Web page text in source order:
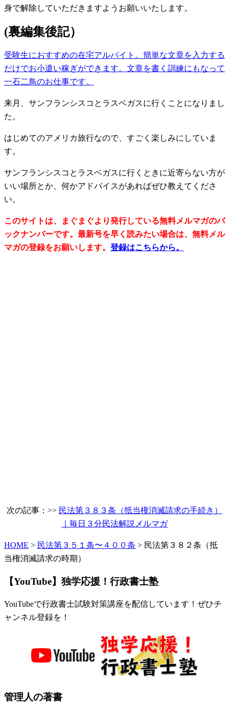
身で解除していただきますようお願いいたします。
(裏編集後記）
受験生におすすめの在宅アルバイト。簡単な文章を入力する
だけでお小遣い稼ぎができます。文章を書く訓練にもなって
一石二鳥のお仕事です。
来月、サンフランシスコとラスベガスに行くことになりまし
た。
はじめてのアメリカ旅行なので、すごく楽しみにしていま
す。
サンフランシスコとラスベガスに行くときに近寄らない方が
いい場所とか、何かアドバイスがあればぜひ教えてくださ
い。
このサイトは、まぐまぐより発行している無料メルマガのバ
ックナンバーです。最新号を早く読みたい場合は、無料メル
マガの登録をお願いします。 登録はこちらから。
次の記事：>> 民法第３８３条（抵当権消滅請求の手続き）
｜毎日３分民法解説メルマガ
HOME > 民法第３５１条〜４００条 > 民法第３８２条（抵
当権消滅請求の時期）
【YouTube】独学応援！行政書士塾
YouTubeで行政書士試験対策講座を配信しています！ぜひチ
ャンネル登録を！
管理人の著書